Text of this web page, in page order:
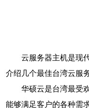
云服务器主机是现
介绍几个最佳台湾云服
华硕云是台湾最受
能够满足客户的各种需求